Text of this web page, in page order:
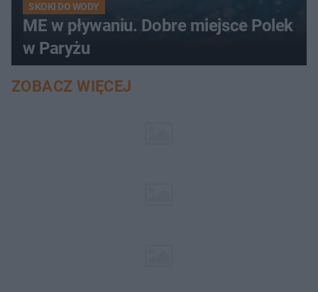
SKOKI DO WODY
ME w pływaniu. Dobre miejsce Polek
w Paryżu
ZOBACZ WIĘCEJ